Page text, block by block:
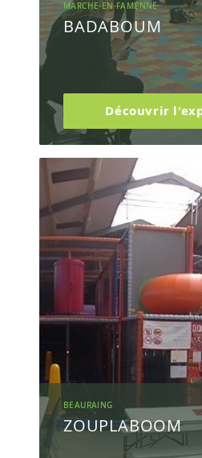
MARCHE-EN-FAMENNE
BADABOUM
Découvrir
BEAURAING
ZOUPLABOOM